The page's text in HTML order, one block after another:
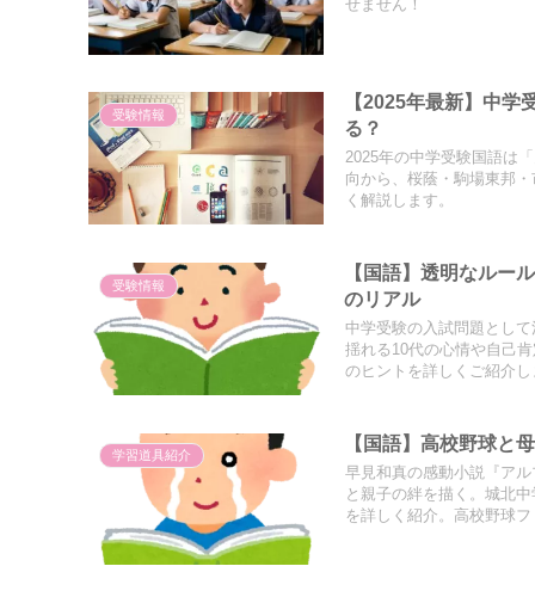
せません！
受験情報
【2025年最新】中
る？
2025年の中学受験国語は
向から、桜蔭・駒場東邦
く解説します。
受験情報
【国語】透明なルー
のリアル
中学受験の入試問題とし
揺れる10代の心情や自己
のヒントを詳しくご紹介し
学習道具紹介
【国語】高校野球と
早見和真の感動小説『ア
と親子の絆を描く。城北
を詳しく紹介。高校野球